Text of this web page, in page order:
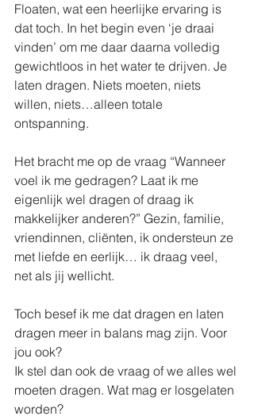
Floaten, wat een heerlijke ervaring is
dat toch. In het begin even ‘je draai
vinden’ om me daar daarna volledig
gewichtloos in het water te drijven. Je
laten dragen. Niets moeten, niets
willen, niets…alleen totale
ontspanning.
Het bracht me op de vraag “Wanneer
voel ik me gedragen? Laat ik me
eigenlijk wel dragen of draag ik
makkelijker anderen?” Gezin, familie,
vriendinnen, cliënten, ik ondersteun ze
met liefde en eerlijk… ik draag veel,
net als jij wellicht.
Toch besef ik me dat dragen en laten
dragen meer in balans mag zijn. Voor
jou ook?
Ik stel dan ook de vraag of we alles wel
moeten dragen. Wat mag er losgelaten
worden?